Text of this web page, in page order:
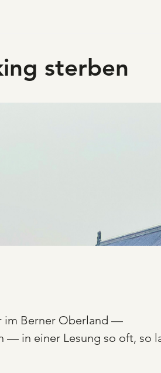
sterben
im Berner Oberland —
— in einer Lesung so oft, so